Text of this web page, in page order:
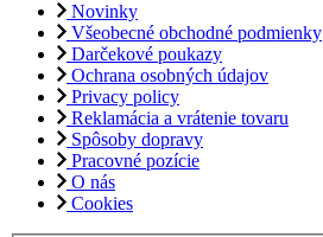
Novinky
Všeobecné obchodné podmienky
Darčekové poukazy
Ochrana osobných údajov
Privacy policy
Reklamácia a vrátenie tovaru
Spôsoby dopravy
Pracovné pozície
O nás
Cookies